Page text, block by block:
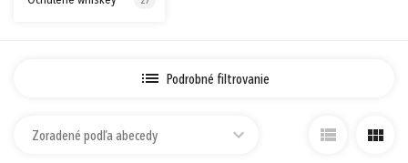
Podrobné filtrovanie
Zoradené podľa abecedy